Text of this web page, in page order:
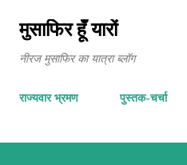
मुसाफिर हूँ यारों
नीरज मुसाफिर का यात्रा ब्लॉग
राज्यवार भ्रमण पुस्तक-चर्चा